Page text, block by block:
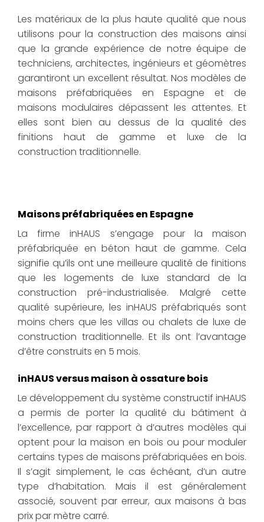
Les matériaux de la plus haute qualité que nous
utilisons pour la construction des maisons ainsi
que la grande expérience de notre équipe de
techniciens, architectes, ingénieurs et géomètres
garantiront un excellent résultat. Nos modèles de
maisons préfabriquées en Espagne et de
maisons modulaires dépassent les attentes. Et
elles sont bien au dessus de la qualité des
finitions haut de gamme et luxe de la
construction traditionnelle.
Maisons préfabriquées en Espagne
La firme inHAUS s’engage pour la maison
préfabriquée en béton haut de gamme. Cela
signifie qu’ils ont une meilleure qualité de finitions
que les logements de luxe standard de la
construction pré-industrialisée. Malgré cette
qualité supérieure, les inHAUS préfabriqués sont
moins chers que les villas ou chalets de luxe de
construction traditionnelle. Et ils ont l’avantage
d’être construits en 5 mois.
inHAUS versus maison à ossature bois
Le développement du système constructif inHAUS
a permis de porter la qualité du bâtiment à
l’excellence, par rapport à d’autres modèles qui
optent pour la maison en bois ou pour moduler
certains types de maisons préfabriquées en bois.
Il s’agit simplement, le cas échéant, d’un autre
type d’habitation. Mais il est généralement
associé, souvent par erreur, aux maisons à bas
prix par mètre carré.